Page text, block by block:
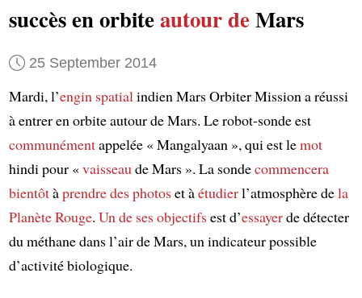
succès en orbiteautour deMars
25 September 2014
Mardi, l’engin spatialindien Mars Orbiter Mission a réussi
à entrer en orbite autour de Mars. Le robot-sonde est
communémentappelée « Mangalyaan », qui est lemot
hindi pour «vaisseaude Mars ». La sondecommencera
bientôtàprendre des photoset àétudierl’atmosphère dela
Planète Rouge. Un de ses objectifsest d’essayerde détecter
du méthane dans l’air de Mars, un indicateur possible
d’activité biologique.